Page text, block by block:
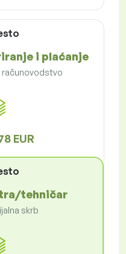
i plaćanje
računovodstvo
EUR
tehničar
skrb